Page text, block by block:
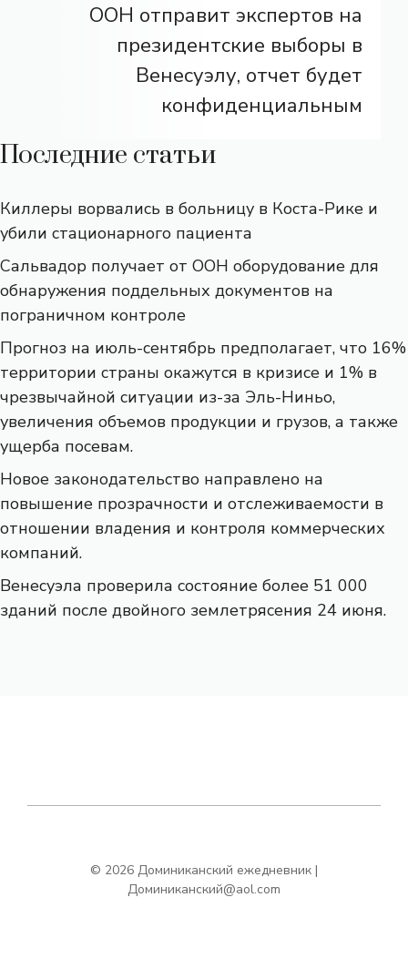
ООН отправит экспертов на
президентские выборы в
Венесуэлу, отчет будет
конфиденциальным
Последние статьи
Киллеры ворвались в больницу в Коста-Рике и
убили стационарного пациента
Сальвадор получает от ООН оборудование для
обнаружения поддельных документов на
пограничном контроле
Прогноз на июль-сентябрь предполагает, что 16%
территории страны окажутся в кризисе и 1% в
чрезвычайной ситуации из-за Эль-Ниньо,
увеличения объемов продукции и грузов, а также
ущерба посевам.
Новое законодательство направлено на
повышение прозрачности и отслеживаемости в
отношении владения и контроля коммерческих
компаний.
Венесуэла проверила состояние более 51 000
зданий после двойного землетрясения 24 июня.
© 2026 Доминиканский ежедневник |
Доминиканский@aol.com